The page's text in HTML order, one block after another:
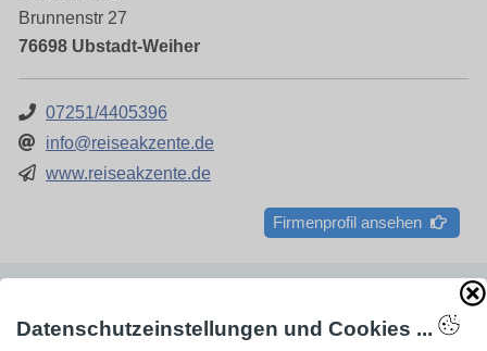
Brunnenstr 27
76698 Ubstadt-Weiher
07251/4405396
info@reiseakzente.de
www.reiseakzente.de
Firmenprofil ansehen
Datenschutzeinstellungen und Cookies ...